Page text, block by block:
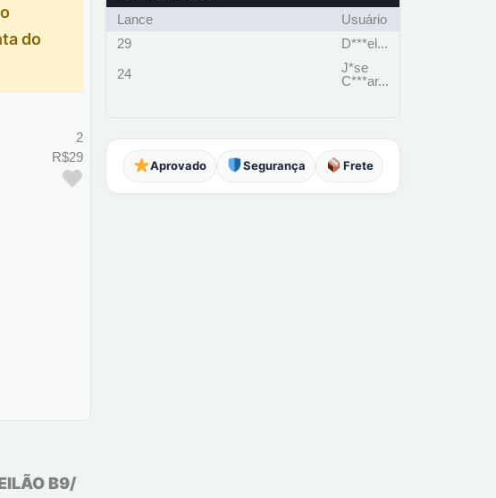
do
2
R$29
Lance
Usuário
29
D***el...
24
J*se
C***ar...
Aprovado Segurança Frete
B9/